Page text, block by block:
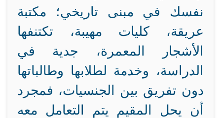
نفسك في مبنى تاريخي؛ مكتبة
عريقة، كليات مهيبة، تكتنفها
الأشجار المعمرة، جدية في
الدراسة، وخدمة لطلابها وطالباتها
دون تفريق بين الجنسيات، فمجرد
أن يحل المقيم يتم التعامل معه